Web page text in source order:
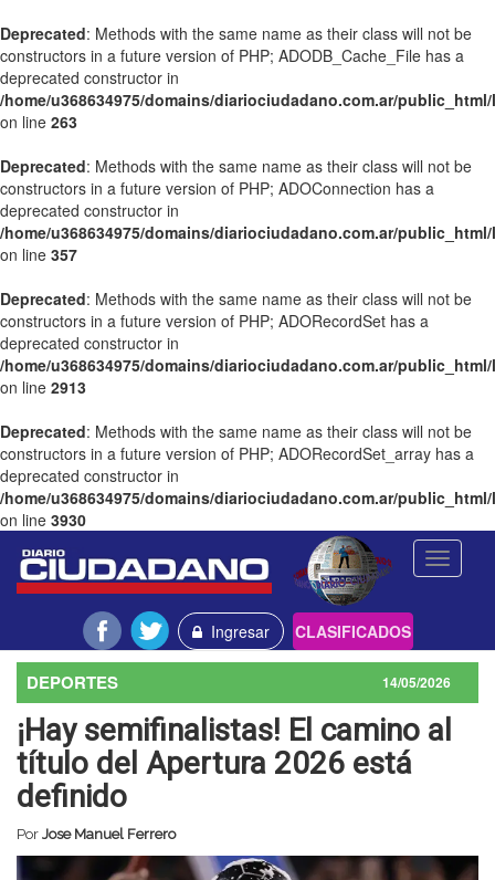
Deprecated: Methods with the same name as their class will not be
constructors in a future version of PHP; ADODB_Cache_File has a
deprecated constructor in
/home/u368634975/domains/diariociudadano.com.ar/
on line 263
Deprecated: Methods with the same name as their class will not be
constructors in a future version of PHP; ADOConnection has a
deprecated constructor in
/home/u368634975/domains/diariociudadano.com.ar/
on line 357
Deprecated: Methods with the same name as their class will not be
constructors in a future version of PHP; ADORecordSet has a
deprecated constructor in
/home/u368634975/domains/diariociudadano.com.ar/
on line 2913
Deprecated: Methods with the same name as their class will not be
constructors in a future version of PHP; ADORecordSet_array has a
deprecated constructor in
/home/u368634975/domains/diariociudadano.com.ar/
on line 3930
Toggle
Ingresar CLASIFICADOS
DEPORTES 14/05/2026
¡Hay semifinalistas! El camino al
título del Apertura 2026 está
definido
Por Jose Manuel Ferrero